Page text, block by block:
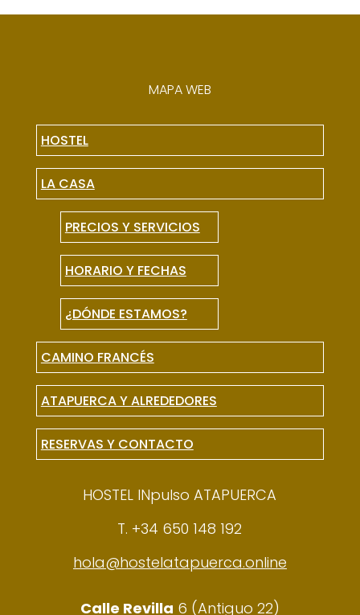
MAPA WEB
HOSTEL
LA CASA
PRECIOS Y SERVICIOS
HORARIO Y FECHAS
¿DÓNDE ESTAMOS?
CAMINO FRANCÉS
ATAPUERCA Y ALREDEDORES
RESERVAS Y CONTACTO
HOSTEL INpulso ATAPUERCA
T. +34 650 148 192
hola@hostelatapuerca.online
Calle Revilla 6 (Antiguo 22)